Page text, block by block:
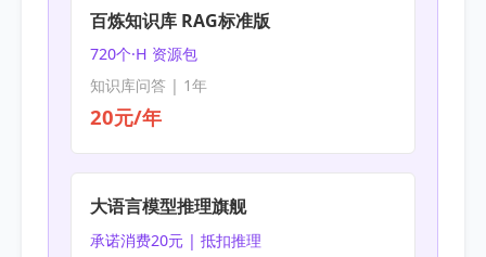
百炼知识库 RAG标准版
720个·H 资源包
知识库问答 | 1年
20元/年
大语言模型推理旗舰
承诺消费20元 | 抵扣推理